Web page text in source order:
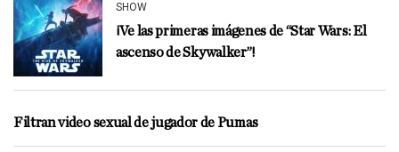
SHOW
¡Ve las primeras imágenes de “Star Wars: El
ascenso de Skywalker”!
Filtran video sexual de jugador de Pumas